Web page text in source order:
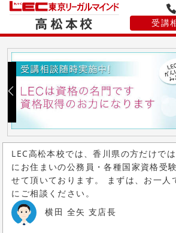
受講
LEC高松本校では、香川県の方だけで
にお住まいの公務員・各種国家資格受
せて頂いております。 まずは、お一人
にご相談ください。
横田 全矢 支店長